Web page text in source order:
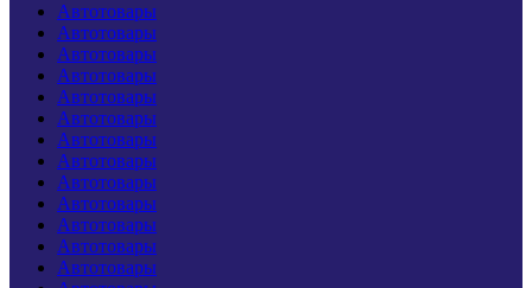
Автотовары
Автотовары
Автотовары
Автотовары
Автотовары
Автотовары
Автотовары
Автотовары
Автотовары
Автотовары
Автотовары
Автотовары
Автотовары